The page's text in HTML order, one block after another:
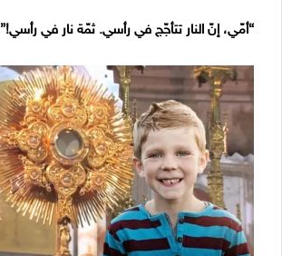
“أمّي، إنّ النار تتأجّج في رأسي. ثمّة نار في رأسي!”